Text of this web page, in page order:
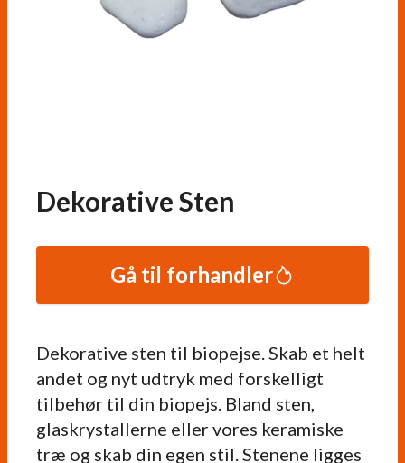
Dekorative Sten
Dekorative sten til biopejse. Skab et helt
andet og nyt udtryk med forskelligt
tilbehør til din biopejs. Bland sten,
glaskrystallerne eller vores keramiske
træ og skab din egen stil. Stenene ligges
Gå til forhandler